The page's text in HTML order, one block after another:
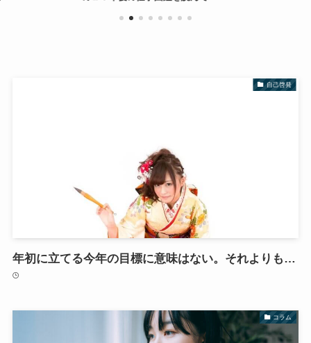
自己啓発
年初に立てる今年の目標に意味はない。それよりも…
コラム